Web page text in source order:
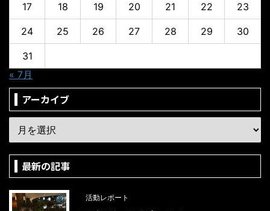
17 18 19 20 21 22 23
24 25 26 27 28 29 30
31
« 7月
アーカイブ
最新の記事
活動レポート